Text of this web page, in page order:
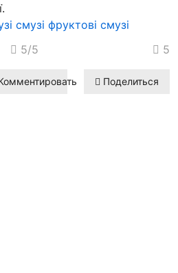
смузі фруктові смузі
5/5 5
Поделиться